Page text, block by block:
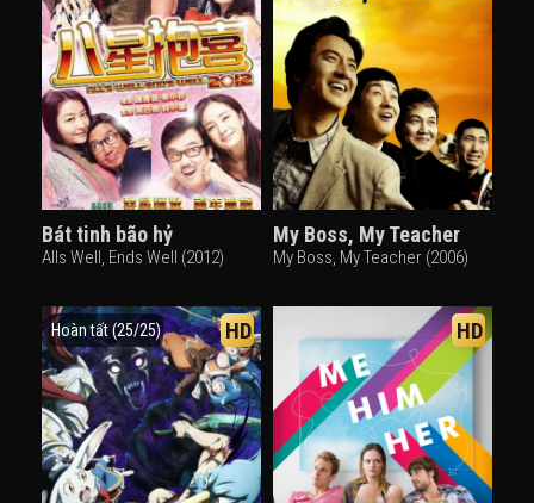
Bát tinh bão hỷ
Alls Well, Ends Well (2012)
My Boss, My Teacher
My Boss, My Teacher (2006)
Hoàn tất (25/25) HD HD